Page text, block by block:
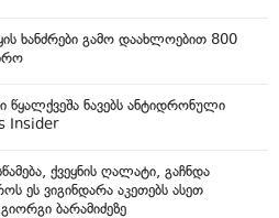
ხანძრები გამო დაახლოებით 800
წყალქვეშა ნავებს ანტიდრონული
Insider
ქვეყნის ღალატი, გაჩნდა
ეს ვიგინდარა აკეთებს ასეთ
ბარამიძეზე